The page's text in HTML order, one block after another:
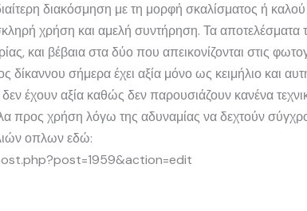
διακόσμηση με τη μορφή σκαλίσματος ή
χρήση και αμελή συντήρηση. Τα αποτελέσματα
και βέβαια στα δύο που απεικονίζονται στις
δίκαννου σήμερα έχει αξία μόνο ως κειμήλιο και
έχουν αξία καθώς δεν παρουσιάζουν κανένα
προς χρήση λόγω της αδυναμίας να δεχτούν
οπλων εδώ: